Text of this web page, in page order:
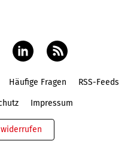
Häufige Fragen RSS-Feeds
Impressum